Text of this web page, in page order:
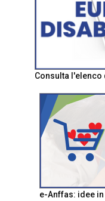
Consulta
e-Anffas: idee